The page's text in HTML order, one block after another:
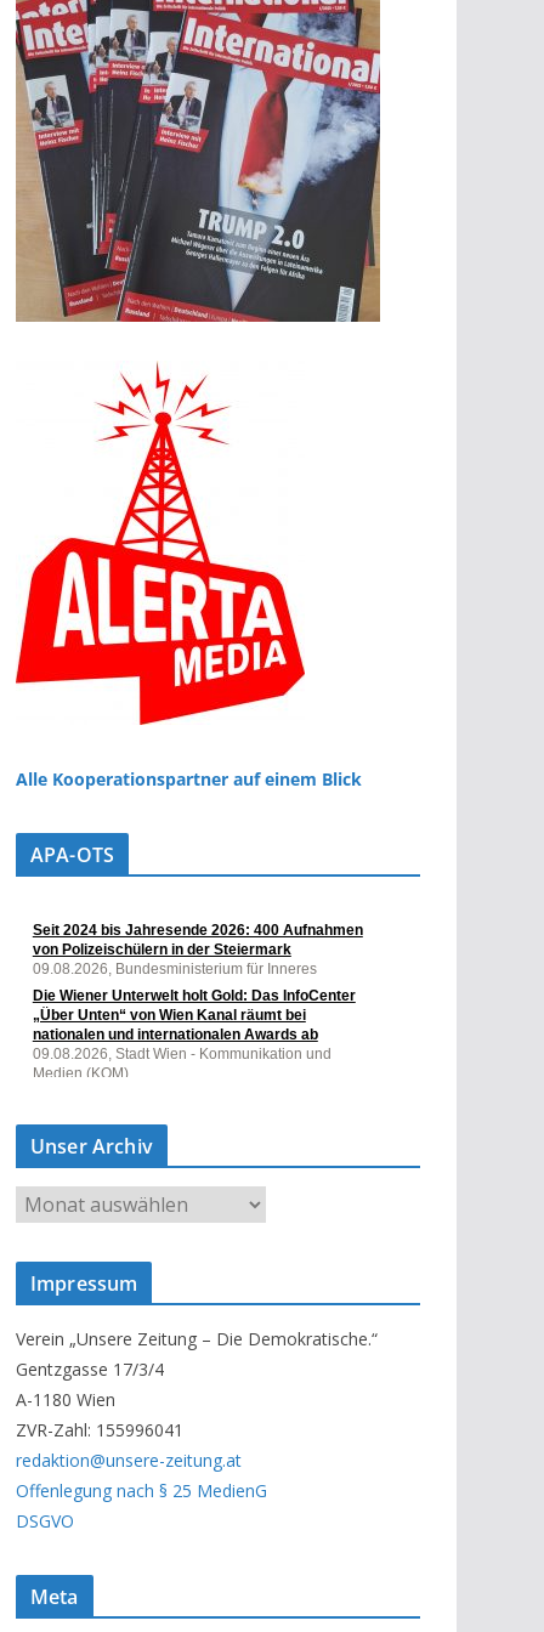
Alle Kooperationspartner auf einem Blick
APA-OTS
Unser Archiv
U
n
s
A
r
c
h
i
v
Impressum
Verein „Unsere Zeitung – Die Demokratische.“
Gentzgasse 17/3/4
A-1180 Wien
ZVR-Zahl: 155996041
redaktion@unsere-zeitung.at
Offenlegung nach § 25 MedienG
DSGVO
Meta